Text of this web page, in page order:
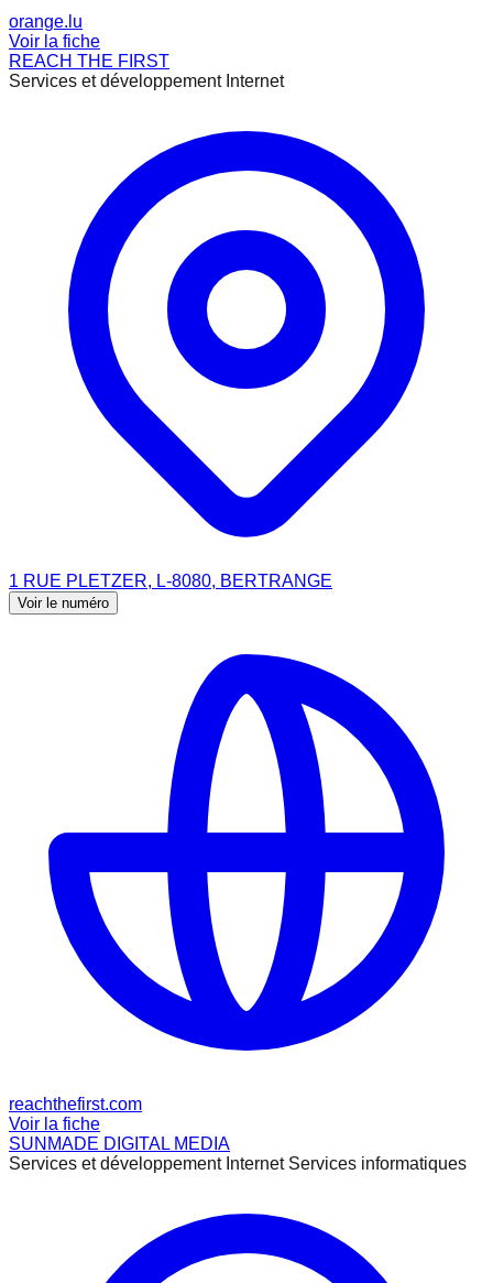
orange.lu
Voir la fiche
REACH THE FIRST
Services et développement Internet
1 RUE PLETZER, L-8080, BERTRANGE
Voir le numéro
reachthefirst.com
Voir la fiche
SUNMADE DIGITAL MEDIA
Services et développement Internet Services informatiques